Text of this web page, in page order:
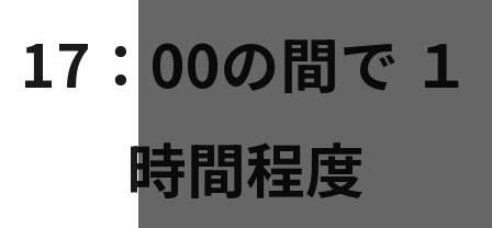
17：00の間で １
時間程度